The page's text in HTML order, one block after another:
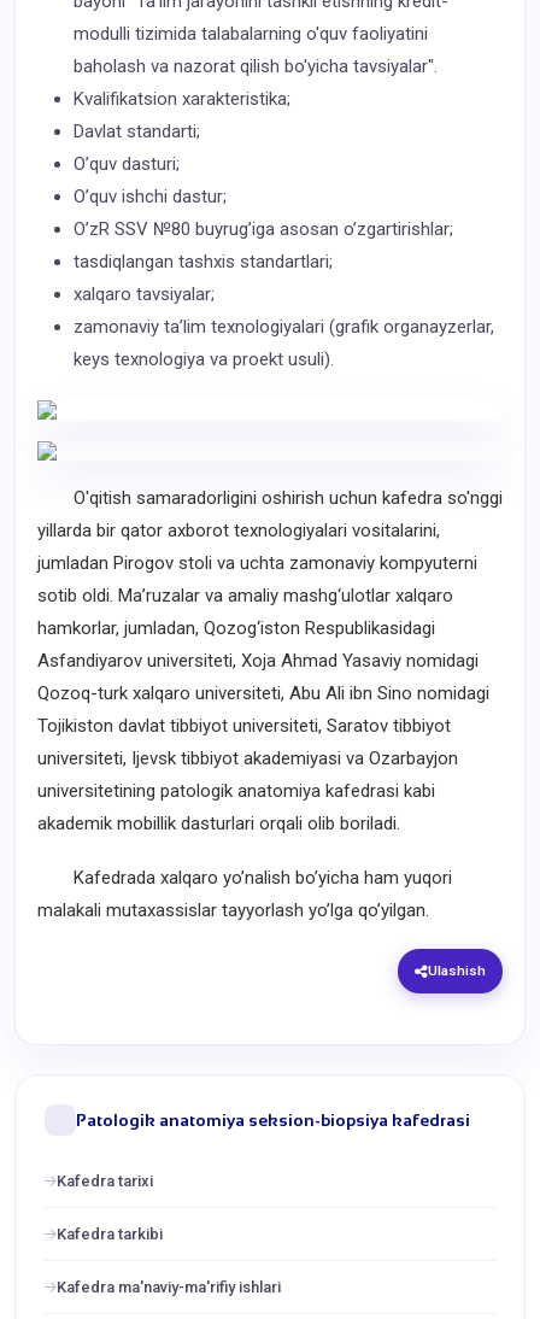
modulli tizimida talabalarning o'quv faoliyatini
baholash va nazorat qilish bo'yicha tavsiyalar".
Kvalifikatsion xarakteristika;
Davlat standarti;
O’quv dasturi;
O’quv ishchi dastur;
O’zR SSV №80 buyrug’iga asosan o’zgartirishlar;
tasdiqlangan tashxis standartlari;
xalqaro tavsiyalar;
zamonaviy ta’lim texnologiyalari (grafik organayzerlar,
keys texnologiya va proekt usuli).
O'qitish samaradorligini oshirish uchun kafedra so'nggi
yillarda bir qator axborot texnologiyalari vositalarini,
jumladan Pirogov stoli va uchta zamonaviy kompyuterni
sotib oldi. Ma’ruzalar va amaliy mashg‘ulotlar xalqaro
hamkorlar, jumladan, Qozog‘iston Respublikasidagi
Asfandiyarov universiteti, Xoja Ahmad Yasaviy nomidagi
Qozoq-turk xalqaro universiteti, Abu Ali ibn Sino nomidagi
Tojikiston davlat tibbiyot universiteti, Saratov tibbiyot
universiteti, Ijevsk tibbiyot akademiyasi va Ozarbayjon
universitetining patologik anatomiya kafedrasi kabi
akademik mobillik dasturlari orqali olib boriladi.
Kafedrada xalqaro yo’nalish bo’yicha ham yuqori
malakali mutaxassislar tayyorlash yo’lga qo’yilgan.
Ulashish
Patologik anatomiya seksion-biopsiya kafedrasi
Kafedra tarixi
Kafedra tarkibi
Kafedra ma'naviy-ma'rifiy ishlari